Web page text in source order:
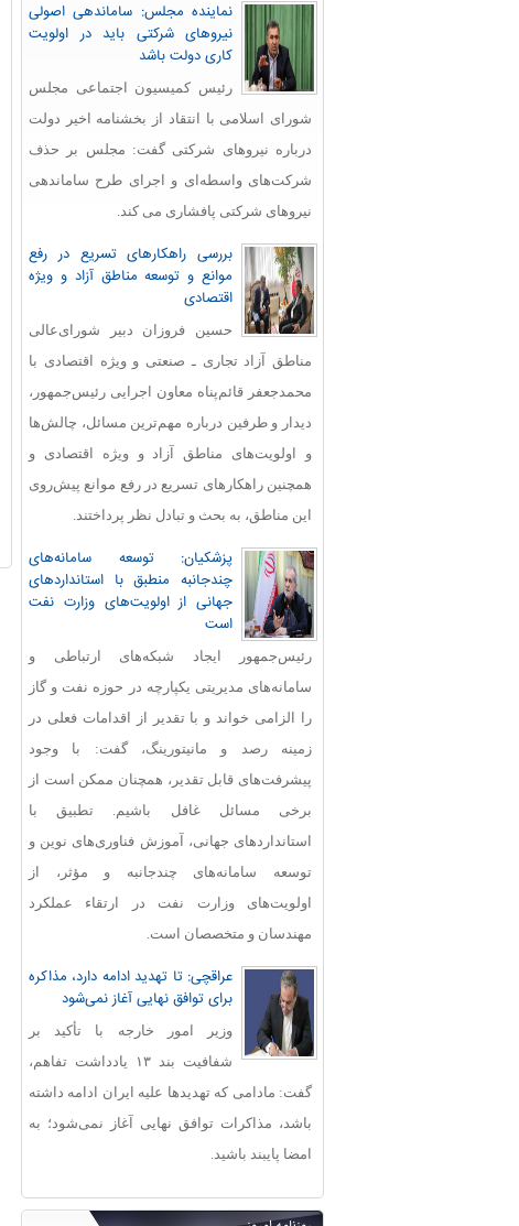
نماینده مجلس: ساماندهی اصولی
نیروهای شرکتی باید در اولویت
کاری دولت باشد
رئیس کمیسیون اجتماعی مجلس
شورای اسلامی با انتقاد از بخشنامه اخیر دولت
درباره نیروهای شرکتی گفت: مجلس بر حذف
شرکت‌های واسطه‌ای و اجرای طرح ساماندهی
نیروهای شرکتی پافشاری می کند.
بررسی راهکارهای تسریع در رفع
موانع و توسعه مناطق آزاد و ویژه
اقتصادی
حسین فروزان دبیر شورای‌عالی
مناطق آزاد تجاری ـ صنعتی و ویژه اقتصادی با
محمدجعفر قائم‌پناه معاون اجرایی رئیس‌جمهور،
دیدار و طرفین درباره مهم‌ترین مسائل، چالش‌ها
و اولویت‌های مناطق آزاد و ویژه اقتصادی و
همچنین راهکارهای تسریع در رفع موانع پیش‌روی
این مناطق، به بحث و تبادل نظر پرداختند.
پزشکیان: توسعه سامانه‌های
چندجانبه منطبق با استانداردهای
جهانی از اولویت‌های وزارت نفت
است
رئیس‌جمهور ایجاد شبکه‌های ارتباطی و
سامانه‌های مدیریتی یکپارچه در حوزه نفت و گاز
را الزامی خواند و با تقدیر از اقدامات فعلی در
زمینه رصد و مانیتورینگ، گفت: با وجود
پیشرفت‌های قابل‌ تقدیر، همچنان ممکن است از
برخی مسائل غافل باشیم. تطبیق با
استانداردهای جهانی، آموزش فناوری‌های نوین و
توسعه سامانه‌های چندجانبه و مؤثر، از
اولویت‌های وزارت نفت در ارتقاء عملکرد
مهندسان و متخصصان است.
عراقچی: تا تهدید ادامه دارد، مذاکره
برای توافق نهایی آغاز نمی‌شود
وزیر امور خارجه با تأکید بر
شفافیت بند ۱۳ یادداشت تفاهم،
گفت: مادامی که تهدیدها علیه ایران ادامه داشته
باشد، مذاکرات توافق نهایی آغاز نمی‌شود؛ به
امضا پایبند باشید.